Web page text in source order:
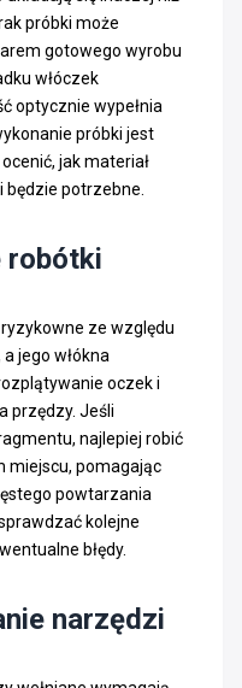
próbki może
gotowego wyrobu
włóczek
optycznie wypełnia
próbki jest
jak materiał
będzie potrzebne.
robótki
ze względu
jego włókna
oczek i
przędzy. Jeśli
najlepiej robić
miejscu, pomagając
powtarzania
kolejne
błędy.
narzędzi